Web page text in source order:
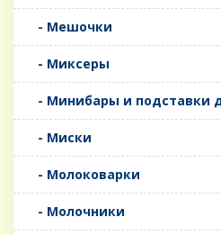
- Мешочки
- Миксеры
- Минибары и подставки
- Миски
- Молоковарки
- Молочники